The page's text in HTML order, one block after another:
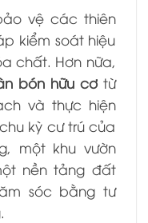
vệ các thiên
kiểm soát hiệu
chất. Hơn nữa,
bón hữu cơtừ
và thực hiện
kỳ cư trú của
một khu vườn
nền tảng đất
sóc bằng tư